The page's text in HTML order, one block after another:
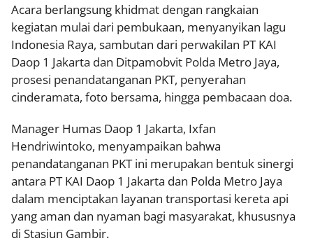
Acara berlangsung khidmat dengan rangkaian
kegiatan mulai dari pembukaan, menyanyikan lagu
Indonesia Raya, sambutan dari perwakilan PT KAI
Daop 1 Jakarta dan Ditpamobvit Polda Metro Jaya,
prosesi penandatanganan PKT, penyerahan
cinderamata, foto bersama, hingga pembacaan doa.
Manager Humas Daop 1 Jakarta, Ixfan
Hendriwintoko, menyampaikan bahwa
penandatanganan PKT ini merupakan bentuk sinergi
antara PT KAI Daop 1 Jakarta dan Polda Metro Jaya
dalam menciptakan layanan transportasi kereta api
yang aman dan nyaman bagi masyarakat, khususnya
di Stasiun Gambir.